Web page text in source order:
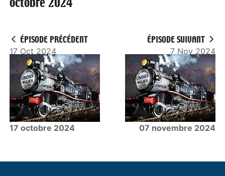
l
ÉPISODE PRÉCÉDENT
17 Oct 2024
17 octobre 2024
ÉPISODE SUIVANT
7 Nov 2024
07 novembre 2024